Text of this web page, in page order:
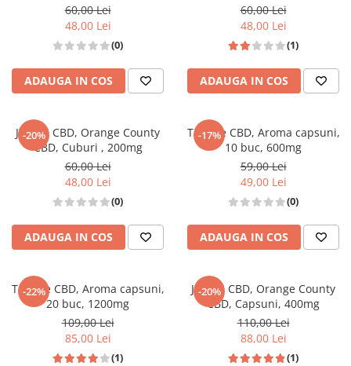
60,00 Lei
48,00 Lei
(0)
ADAUGA IN COS
60,00 Lei
48,00 Lei
(1)
ADAUGA IN COS
-20%
Jeleuri CBD, Orange County
CBD, Cuburi , 200mg
60,00 Lei
48,00 Lei
(0)
ADAUGA IN COS
-17%
Tablete CBD, Aroma capsuni,
10 buc, 600mg
59,00 Lei
49,00 Lei
(0)
ADAUGA IN COS
-22%
Tablete CBD, Aroma capsuni,
20 buc, 1200mg
109,00 Lei
85,00 Lei
(1)
-20%
Jeleuri CBD, Orange County
CBD, Capsuni, 400mg
110,00 Lei
88,00 Lei
(1)